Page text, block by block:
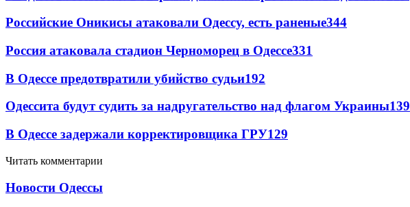
Российские Оникисы атаковали Одессу, есть раненые344
Россия атаковала стадион Черноморец в Одессе331
В Одессе предотвратили убийство судьи192
Одессита будут судить за надругательство над флагом Украины139
В Одессе задержали корректировщика ГРУ129
Читать комментарии
Новости Одессы